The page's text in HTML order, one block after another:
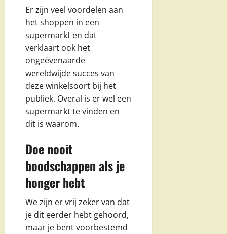
Er zijn veel voordelen aan
het shoppen in een
supermarkt en dat
verklaart ook het
ongeëvenaarde
wereldwijde succes van
deze winkelsoort bij het
publiek. Overal is er wel een
supermarkt te vinden en
dit is waarom.
Doe nooit
boodschappen als je
honger hebt
We zijn er vrij zeker van dat
je dit eerder hebt gehoord,
maar je bent voorbestemd